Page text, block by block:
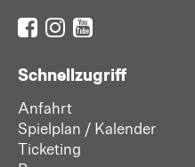
Schnellzugriff
Anfahrt
Spielplan / Kalender
Ticketing